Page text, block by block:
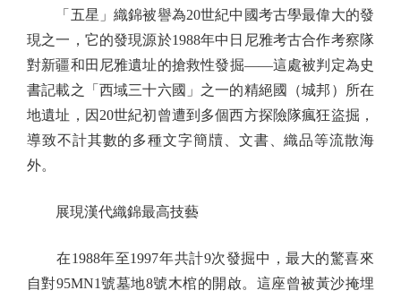
「五星」織錦被譽為20世紀中國考古學最偉大的發
現之一，它的發現源於1988年中日尼雅考古合作考察隊
對新疆和田尼雅遺址的搶救性發掘——這處被判定為史
書記載之「西域三十六國」之一的精絕國（城邦）所在
地遺址，因20世紀初曾遭到多個西方探險隊瘋狂盜掘，
導致不計其數的多種文字簡牘、文書、織品等流散海
外。
展現漢代織錦最高技藝
在1988年至1997年共計9次發掘中，最大的驚喜來
自對95MN1號墓地8號木棺的開啟。這座曾被黃沙掩埋